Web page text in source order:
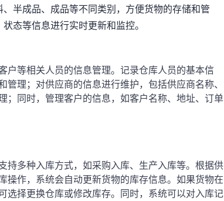
半成品、成品等不同类别，方便货物的存储和管
态等信息进行实时更新和监控。
户等相关人员的信息管理。记录仓库人员的基本信
理；对供应商的信息进行维护，包括供应商名称、
；同时，管理客户的信息，如客户名称、地址、订单
持多种入库方式，如采购入库、生产入库等。根据供
操作，系统会自动更新货物的库存信息。如果货物在
选择更换仓库或修改库存。同时，系统可以对入库记